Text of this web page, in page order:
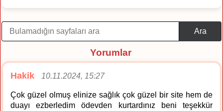
Ara
Yorumlar
Hakik 10.11.2024, 15:27
Çok güzel olmuş elinize sağlık çok güzel bir site hem de
duayı ezberledim ödevden kurtardınız beni teşekkür